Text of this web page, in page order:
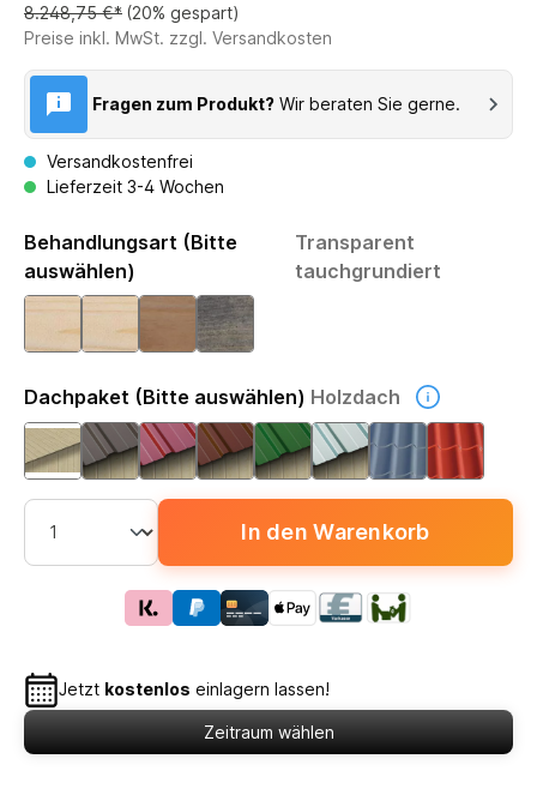
8.248,75 €* (20% gespart)
Preise inkl. MwSt. zzgl. Versandkosten
Fragen zum Produkt? Wir beraten Sie gerne.
Versandkostenfrei
Lieferzeit 3-4 Wochen
Behandlungsart (Bitte
auswählen)
Transparent
tauchgrundiert
Dachpaket (Bitte auswählen) Holzdach
In den Warenkorb
Jetzt kostenlos einlagern lassen!
Zeitraum wählen